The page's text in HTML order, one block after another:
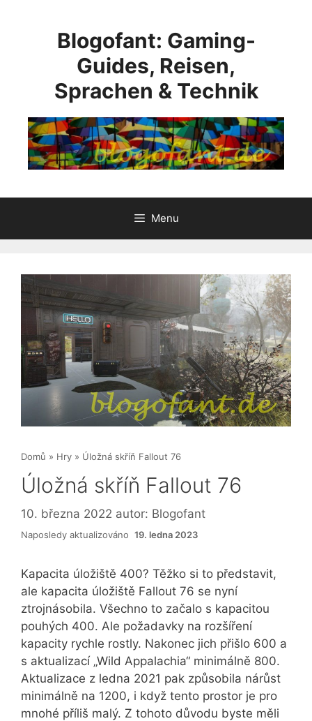
Blogofant: Gaming-
Guides, Reisen,
Sprachen & Technik
Menu
Domů » Hry » Úložná skříň Fallout 76
Úložná skříň Fallout 76
10. března 2022 autor: Blogofant
Naposledy aktualizováno 19. ledna 2023
Kapacita úložiště 400? Těžko si to představit,
ale kapacita úložiště Fallout 76 se nyní
ztrojnásobila. Všechno to začalo s kapacitou
pouhých 400. Ale požadavky na rozšíření
kapacity rychle rostly. Nakonec jich přišlo 600 a
s aktualizací „Wild Appalachia“ minimálně 800.
Aktualizace z ledna 2021 pak způsobila nárůst
minimálně na 1200, i když tento prostor je pro
mnohé příliš malý. Z tohoto důvodu byste měli